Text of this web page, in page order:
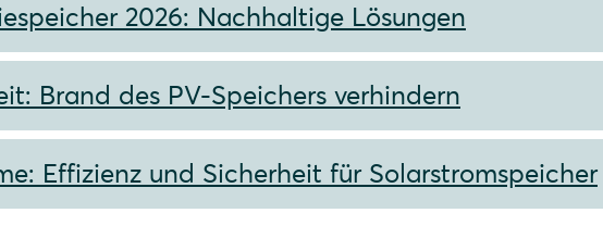
2026: Nachhaltige Lösungen
Brand des PV-Speichers verhindern
Effizienz und Sicherheit für Solarstromspeicher